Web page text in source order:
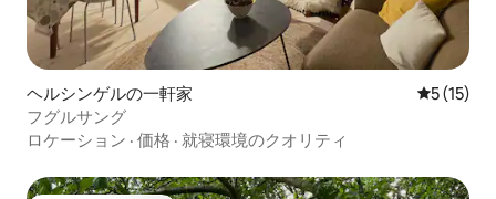
ヘルシンゲルの一軒家 レビュー
5 (15)
フグルサング
ロケーション · 価格 · 就寝環境のクオリティ